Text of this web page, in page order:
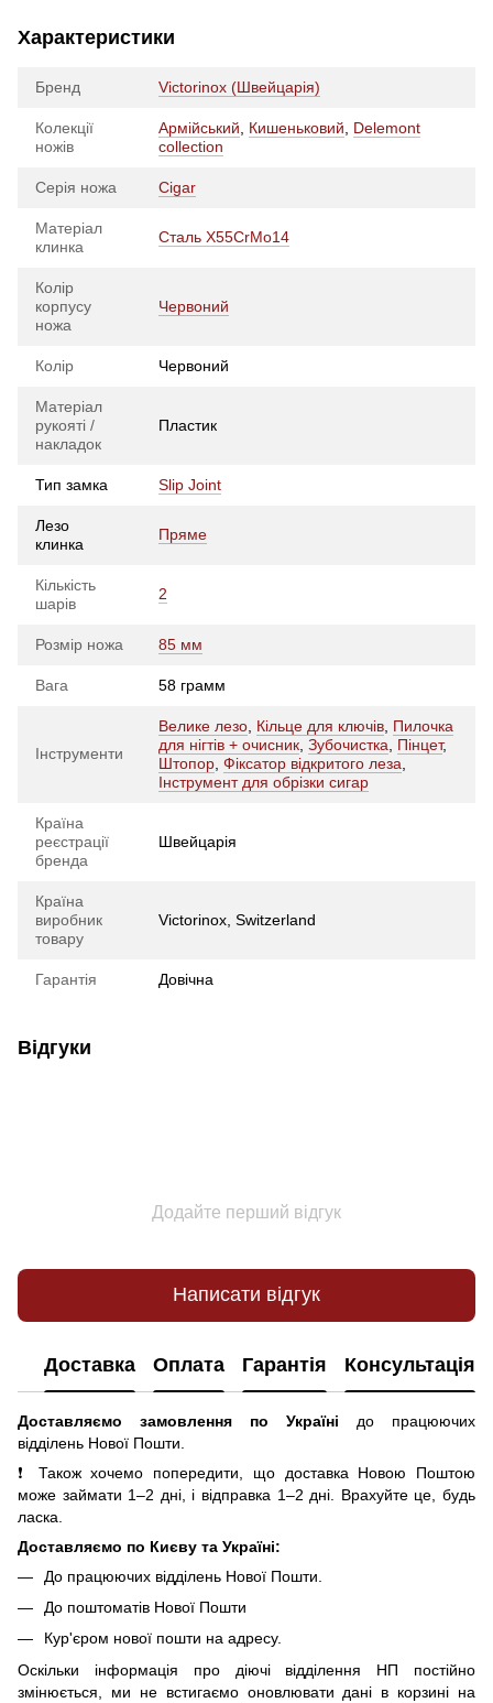
Характеристики
Бренд Victorinox (Швейцарія)
Колекції
ножів
Армійський Кишеньковий
Delemont
collection
Серія ножа Cigar
Матеріал
клинка
Сталь X55CrMo14
Колір
корпусу
ножа
Червоний
Колір Червоний
Матеріал
рукояті /
накладок
Пластик
Тип замка Slip Joint
Лезо
клинка
Пряме
Кількість
шарів
2
Розмір ножа 85 мм
Вага 58 грамм
Інструменти
Велике лезо Кільце для ключів Пилочка
для нігтів + очисник Зубочистка Пінцет,
Штопор Фіксатор відкритого леза
Інструмент для обрізки сигар
Країна
реєстрації
бренда
Швейцарія
Країна
виробник
товару
Victorinox, Switzerland
Гарантія Довічна
Відгуки
Додайте перший відгук
Написати відгук
Доставка Оплата Гарантія Консультація
Доставляємо замовлення по Україні
до працюючих
відділень Нової Пошти.
❗ Також хочемо попередити, що доставка Новою Поштою
може займати 1–2 дні, і відправка 1–2 дні. Врахуйте це, будь
ласка.
Доставляємо по Києву та Україні:
До працюючих відділень Нової Пошти.
До поштоматів Нової Пошти
Кур'єром нової пошти на адресу.
Оскільки інформація про діючі відділення НП постійно
змінюється, ми не встигаємо оновлювати дані в корзині на